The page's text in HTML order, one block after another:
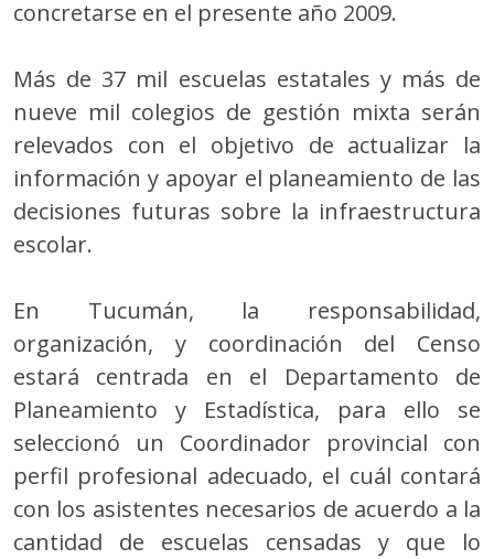
concretarse en el presente año 2009.
Más de 37 mil escuelas estatales y más de
nueve mil colegios de gestión mixta serán
relevados con el objetivo de actualizar la
información y apoyar el planeamiento de las
decisiones futuras sobre la infraestructura
escolar.
En Tucumán, la responsabilidad,
organización, y coordinación del Censo
estará centrada en el Departamento de
Planeamiento y Estadística, para ello se
seleccionó un Coordinador provincial con
perfil profesional adecuado, el cuál contará
con los asistentes necesarios de acuerdo a la
cantidad de escuelas censadas y que lo